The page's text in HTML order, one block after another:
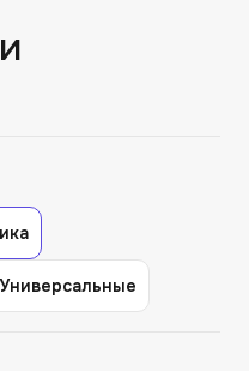
Универсальные